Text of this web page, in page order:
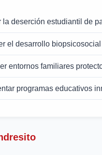
la deserción estudiantil de
el desarrollo biopsicosocial
entornos familiares
programas educativos